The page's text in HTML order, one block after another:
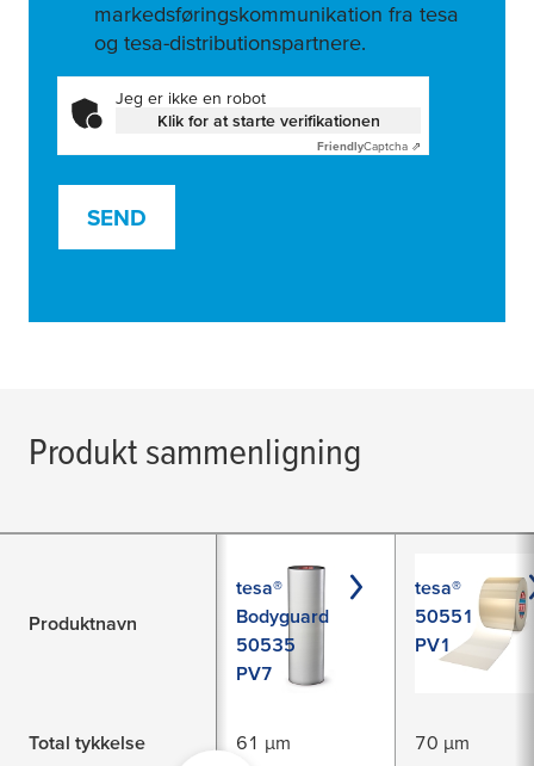
markedsføringskommunikation fra tesa
og tesa-distributionspartnere.
Jeg er ikke en robot
Klik for at starte verifikationen
FriendlyCaptcha ⇗
SEND
Produkt sammenligning
Produktnavn
tesa®
Bodyguard
50535
PV7
tesa®
50551
PV1
Total tykkelse 61 µm 70 µm